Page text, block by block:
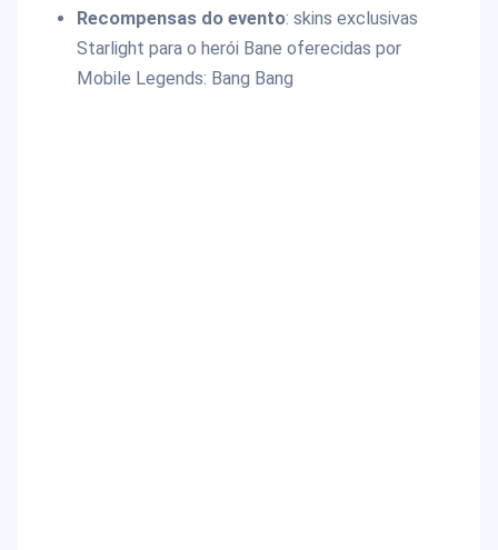
Recompensas do evento: skins exclusivas
Starlight para o herói Bane oferecidas por
Mobile Legends: Bang Bang